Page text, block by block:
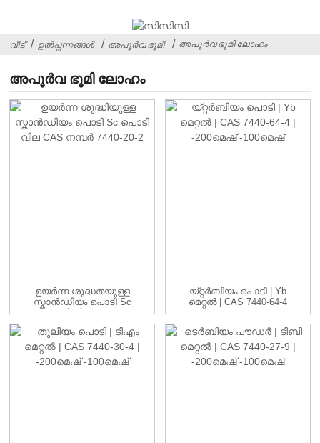
വീട് ഉൽപ്പന്നങ്ങൾ അപൂർവ ഭൂമി അപൂർവ ഭൂമി ലോഹം
അപൂർവ ഭൂമി ലോഹം
ഉയർന്ന ശുദ്ധതയുള്ള
സ്കാൻഡിയം പൊടി Sc
പൊടി വില CAS...
യ്റ്റർബിയം പൊടി | Yb
മെറ്റൽ | CAS 7440-64-4
| -...